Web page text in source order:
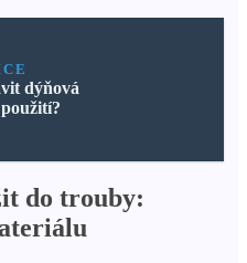
dýňová
do trouby: